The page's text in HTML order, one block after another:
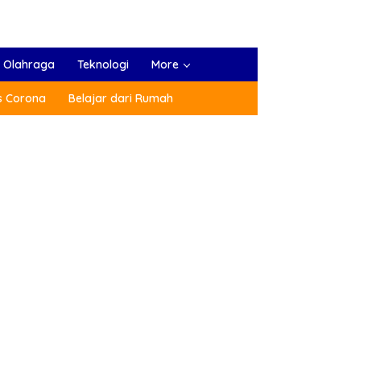
Olahraga Teknologi More
Corona Belajar dari Rumah